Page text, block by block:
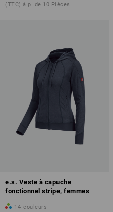
(TTC) à p. de 10 Pièces
e.s. Veste à capuche
fonctionnel stripe, femmes
14 couleurs